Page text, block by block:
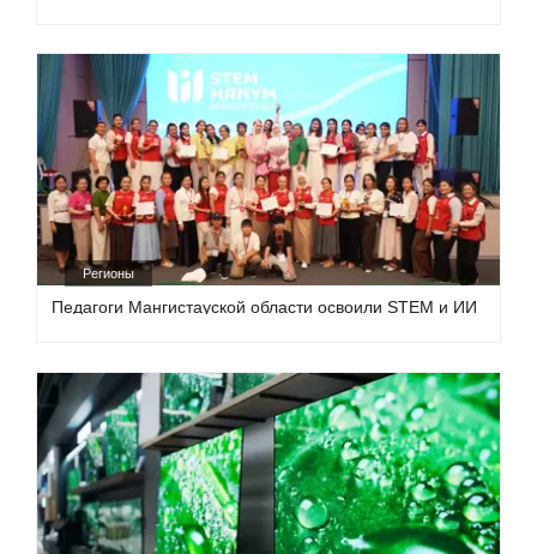
Регионы
Педагоги Мангистауской области освоили STEM и ИИ